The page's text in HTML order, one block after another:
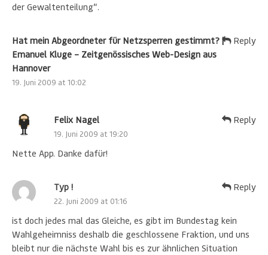
der Gewaltenteilung“.
Hat mein Abgeordneter für Netzsperren gestimmt? |
Emanuel Kluge – Zeitgenössisches Web-Design aus
Hannover
19. Juni 2009 at 10:02
Reply
Felix Nagel
19. Juni 2009 at 19:20
Nette App. Danke dafür!
Reply
Typ !
22. Juni 2009 at 01:16
ist doch jedes mal das Gleiche, es gibt im Bundestag kein
Wahlgeheimniss deshalb die geschlossene Fraktion, und uns
bleibt nur die nächste Wahl bis es zur ähnlichen Situation
Reply